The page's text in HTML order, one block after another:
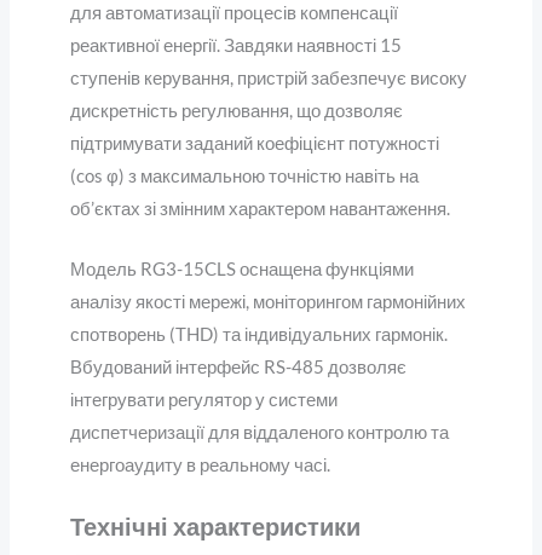
для автоматизації процесів компенсації
реактивної енергії. Завдяки наявності 15
ступенів керування, пристрій забезпечує високу
дискретність регулювання, що дозволяє
підтримувати заданий коефіцієнт потужності
(cos φ) з максимальною точністю навіть на
об’єктах зі змінним характером навантаження.
Модель RG3-15CLS оснащена функціями
аналізу якості мережі, моніторингом гармонійних
спотворень (THD) та індивідуальних гармонік.
Вбудований інтерфейс RS-485 дозволяє
інтегрувати регулятор у системи
диспетчеризації для віддаленого контролю та
енергоаудиту в реальному часі.
Технічні характеристики